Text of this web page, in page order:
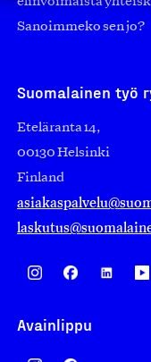
Sanoimmeko sen jo?
Suomalainen työ
Eteläranta 14,
00130 Helsinki
Finland
Avainlippu